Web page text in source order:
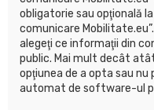
obligatorie sau opţională
comunicare
alegeţi ce informaţii din
public. Mai mult decât
opţiunea de a opta sau
automat de software-ul